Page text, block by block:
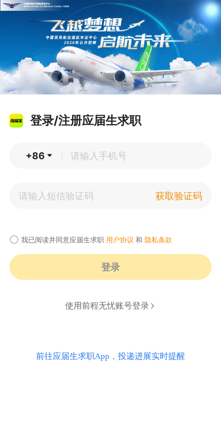
登录/注册应届生求职
+86
获取验证码
我已阅读并同意应届生求职 用户协议 和 隐私条款
登录
使用前程无忧账号登录
前往应届生求职App，投递进展实时提醒